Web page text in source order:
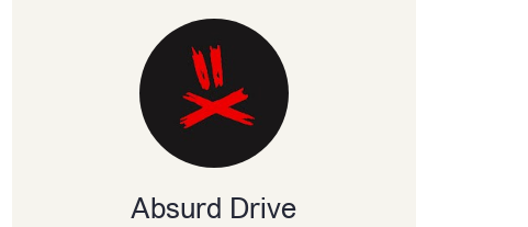
Absurd Drive